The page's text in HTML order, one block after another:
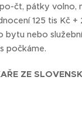
čt, pátky volno,
125 tis Kč
bytu nebo
počkáme.
ZE